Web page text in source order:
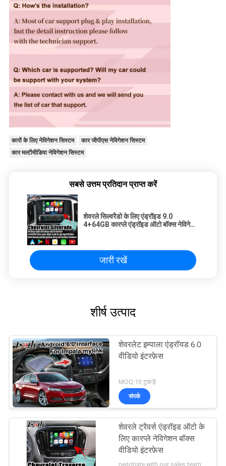
कारों के लिए नेविगेशन सिस्टम
कार जीपीएस नेविगेशन सिस्टम
कार मल्टीमीडिया नेविगेशन सिस्टम
सबसे उत्तम प्रतिदान प्राप्त करें
शेवरले सिल्वरैडो के लिए एंड्रॉइड 9.0
4+64GB कारप्ले एंड्रॉइड ऑटो बॉक्स नेविगेशन
जारी रखें
शीर्ष उत्पाद
शेवरलेट इम्पाला एंड्रॉयड 6.0
वीडियो इंटरफ़ेस
MOQ:10 टुकड़े
संपर्क
शेवरले ट्रैवर्स एंड्रॉइड ऑटो के
लिए कारप्ले नेविगेशन बॉक्स
वीडियो इंटरफ़ेस